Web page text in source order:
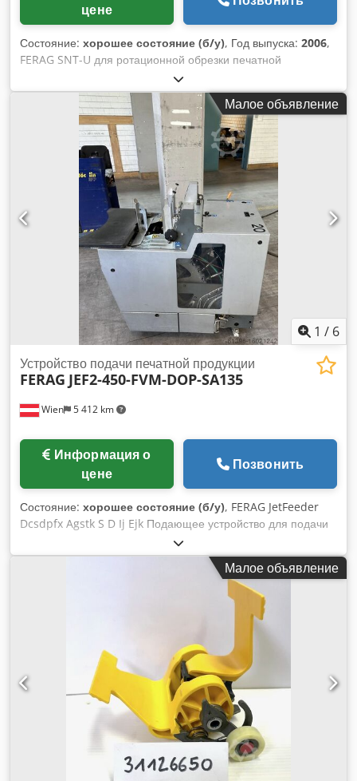
цене
Состояние: хорошее состояние (б/у), Год выпуска: 2006,
FERAG SNT-U для ротационной обрезки печатной
продукции Dcjdpfx Ajtk S Ileg Eek
Малое объявление
1 / 6
Wien 5 412 km
Устройство подачи печатной продукции
FERAG JEF2-450-FVM-DOP-SA135
цене
Позвонить
Состояние: хорошее состояние (б/у), FERAG JetFeeder
Dcsdpfx Agstk S D Ij Ejk Подающее устройство для подачи
печатной продукции в линию вставки
Малое объявление